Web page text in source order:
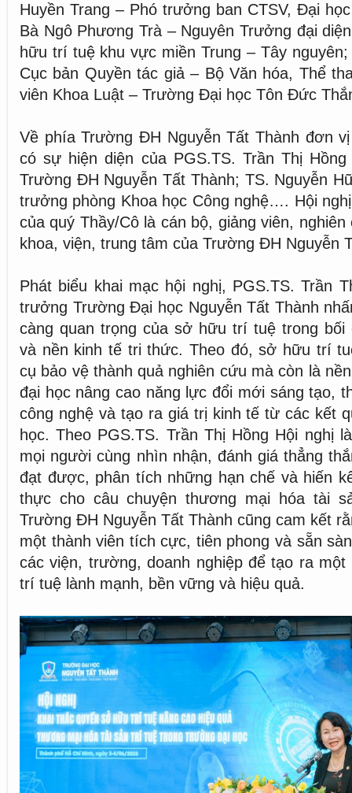
Huyền Trang – Phó trưởng ban CTSV, Đại
Bà Ngô Phương Trà – Nguyên Trưởng đại
hữu trí tuệ khu vực miền Trung – Tây nguyên;
Cục bản Quyền tác giả – Bộ Văn hóa, Thể
viên Khoa Luật – Trường Đại học Tôn Đức
Về phía Trường ĐH Nguyễn Tất Thành đơn
có sự hiện diện của PGS.TS. Trần Thị
Trường ĐH Nguyễn Tất Thành; TS. Nguyễn
trưởng phòng Khoa học Công nghệ…. Hội
của quý Thầy/Cô là cán bộ, giảng viên,
khoa, viện, trung tâm của Trường ĐH Nguyễn
Phát biểu khai mạc hội nghị, PGS.TS. Trần
trưởng Trường Đại học Nguyễn Tất Thành
càng quan trọng của sở hữu trí tuệ trong bối
và nền kinh tế tri thức. Theo đó, sở hữu trí
cụ bảo vệ thành quả nghiên cứu mà còn là
đại học nâng cao năng lực đổi mới sáng tạo,
công nghệ và tạo ra giá trị kinh tế từ các kết
học. Theo PGS.TS. Trần Thị Hồng Hội nghị
mọi người cùng nhìn nhận, đánh giá thẳng
đạt được, phân tích những hạn chế và hiến
thực cho câu chuyện thương mại hóa tài
Trường ĐH Nguyễn Tất Thành cũng cam kết
một thành viên tích cực, tiên phong và sẵn
các viện, trường, doanh nghiệp để tạo ra
trí tuệ lành mạnh, bền vững và hiệu quả.